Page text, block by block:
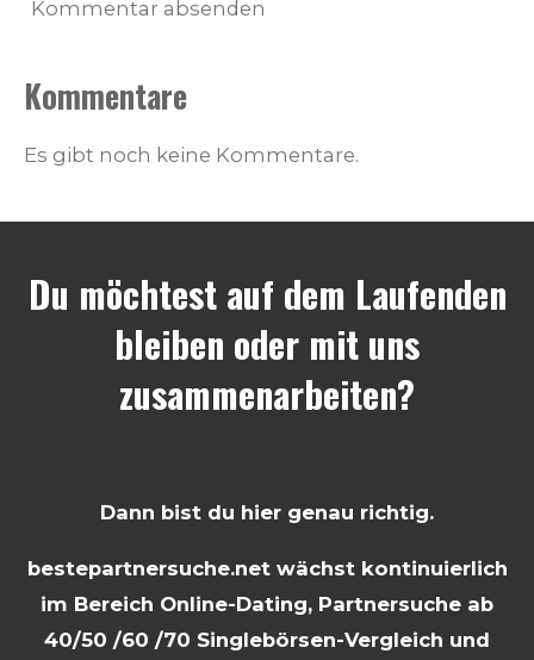
Kommentar absenden
Kommentare
Es gibt noch keine Kommentare.
Du möchtest auf dem Laufenden
bleiben oder mit uns
zusammenarbeiten?
Dann bist du hier genau richtig.
bestepartnersuche.net wächst kontinuierlich
im Bereich Online-Dating, Partnersuche ab
40/50 /60 /70 Singlebörsen-Vergleich und